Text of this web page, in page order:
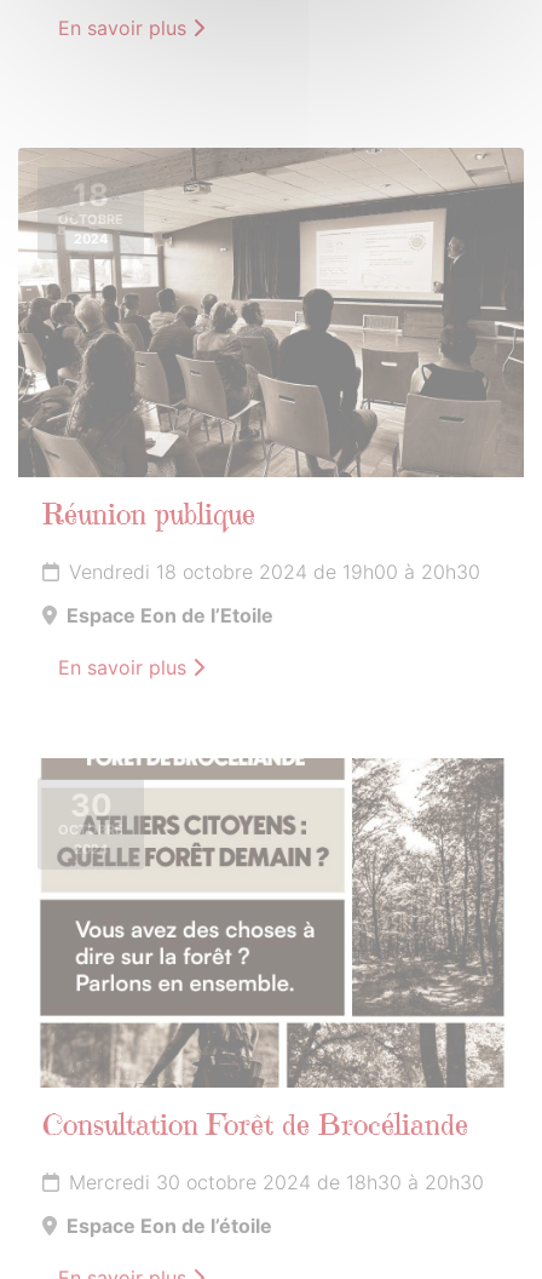
En savoir plus
18
OCTOBRE
2024
Réunion publique
Vendredi 18 octobre 2024 de 19h00 à 20h30
Espace Eon de l’Etoile
En savoir plus
30
OCTOBRE
2024
Consultation Forêt de Brocéliande
Mercredi 30 octobre 2024 de 18h30 à 20h30
Espace Eon de l’étoile